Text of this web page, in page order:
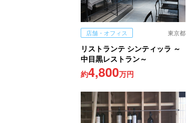
店舗・オフィス 東京都
リストランテ シンティッラ ～
中目黒レストラン～
約4,800万円